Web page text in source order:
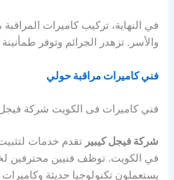
في النهاية، تركيب كاميرات
والأسر. تزهدر الجرائم وتوفر طمأنينة
فني كاميرات مراقبة حولي
فني كاميرات فى الكويت شركة فيجل
شركة فيجل كيبير تقدم خدمات
في الكويت. توظف فنيين محترفين
يستعملون تكنولوجيا حديثة وكاميرات